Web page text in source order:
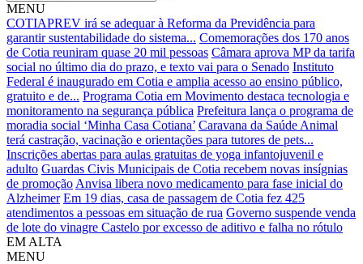
MENU
COTIAPREV irá se adequar à Reforma da Previdência para
garantir sustentabilidade do sistema... Comemorações dos 170 anos
de Cotia reuniram quase 20 mil pessoas Câmara aprova MP da tarifa
social no último dia do prazo, e texto vai para o Senado Instituto
Federal é inaugurado em Cotia e amplia acesso ao ensino público,
gratuito e de... Programa Cotia em Movimento destaca tecnologia e
monitoramento na segurança pública Prefeitura lança o programa de
moradia social ‘Minha Casa Cotiana’ Caravana da Saúde Animal
terá castração, vacinação e orientações para tutores de pets...
Inscrições abertas para aulas gratuitas de yoga infantojuvenil e
adulto Guardas Civis Municipais de Cotia recebem novas insígnias
de promoção Anvisa libera novo medicamento para fase inicial do
Alzheimer Em 19 dias, casa de passagem de Cotia fez 425
atendimentos a pessoas em situação de rua Governo suspende venda
de lote do vinagre Castelo por excesso de aditivo e falha no rótulo
EM ALTA
MENU